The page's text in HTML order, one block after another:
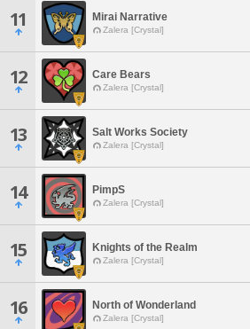
11 Mirai Narrative
Zalera [Crystal]
12 Care Bears
Zalera [Crystal]
13 Salt Works Society
Zalera [Crystal]
14 PimpS
Zalera [Crystal]
15 Knights of the Realm
Zalera [Crystal]
16 North of Wonderland
Zalera [Crystal]